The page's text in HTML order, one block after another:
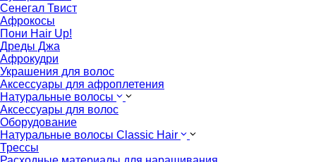
Сенегал Твист
Афрокосы
Пони Hair Up!
Дреды Джа
Афрокудри
Украшения для волос
Аксессуары для афроплетения
Натуральные волосы
Аксессуары для волос
Оборудование
Натуральные волосы Classic Hair
Трессы